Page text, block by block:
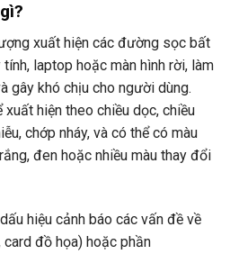
xuất hiện các đường sọc bất
laptop hoặc màn hình rời, làm
gây khó chịu cho người dùng.
hiện theo chiều dọc, chiều
chớp nháy, và có thể có màu
đen hoặc nhiều màu thay đổi
hiệu cảnh báo các vấn đề về
card đồ họa) hoặc phần